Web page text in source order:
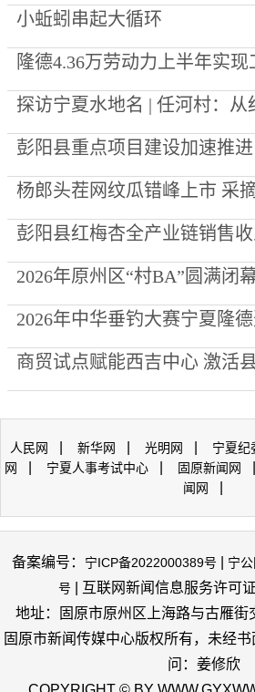
小蚯蚓串起大循环
隆德4.36万劳动力上半年实现
探访宁夏水地名 | 任河村：
彭阳县重点项目建设加速推进
杨郎头茬网纹瓜错峰上市 采
彭阳县红梅杏全产业链销售
2026年原州区“村BA”圆满闭
2026年中华垂钓大赛宁夏隆
商贸试点赋能西吉中心 激活
人民网 新华网 光明网 宁夏纪
网
宁夏人事考试中心 固原新闻网
闻网
备案编号： 宁ICP备2022000389号
宁
号 | 互联网新闻信息服务许可
地址：固原市原州区上海路与古雁街
固原市新闻传媒中心版权所有，未经
问：姜修欣